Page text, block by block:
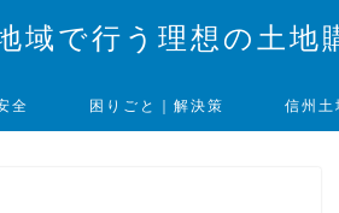
域で行う理想の土地
全 困りごと｜解決策 信州土